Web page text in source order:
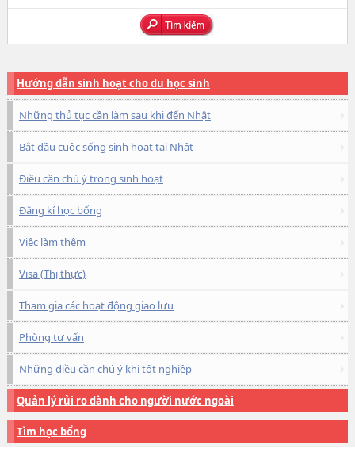
Hướng dẫn sinh hoạt cho du học sinh
Những thủ tục cần làm sau khi đến Nhật
Bắt đầu cuộc sống sinh hoạt tại Nhật
Điều cần chú ý trong sinh hoạt
Đăng kí học bổng
Việc làm thêm
Visa (Thị thực)
Tham gia các hoạt động giao lưu
Phòng tư vấn
Những điều cần chú ý khi tốt nghiệp
Quản lý rủi ro dành cho người nước ngoài
Tìm học bổng